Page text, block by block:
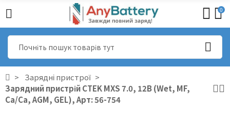
0
Зарядні пристрої
Зарядний пристрій CTEK MXS 7.0, 12В (Wet, MF,
Ca/Ca, AGM, GEL), Арт: 56-754